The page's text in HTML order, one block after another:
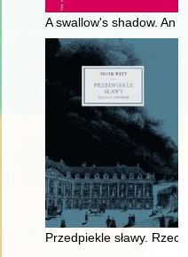
A swallow's shadow. An
Przedpiekle sławy. Rzecz